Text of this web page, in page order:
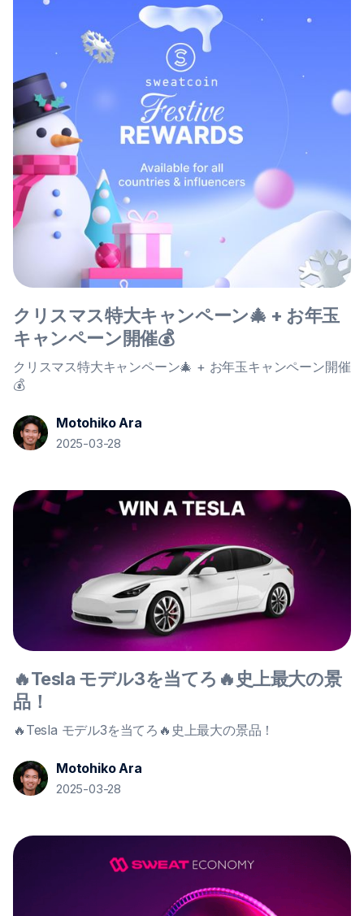
クリスマス特大キャンペーン🎄 + お年玉
キャンペーン開催💰
クリスマス特大キャンペーン🎄 + お年玉キャンペーン開催
💰
Motohiko Ara
2025-03-28
🔥Tesla モデル3を当てろ🔥史上最大の景
品！
🔥Tesla モデル3を当てろ🔥史上最大の景品！
Motohiko Ara
2025-03-28